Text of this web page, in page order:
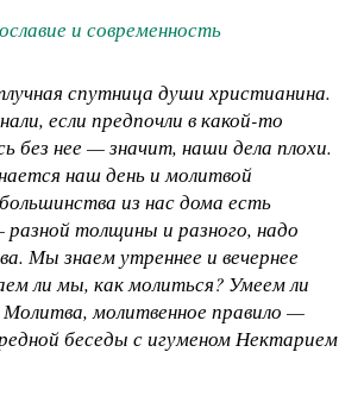
и современность
спутница души христианина.
если предпочли в какой-то
без нее — значит, наши дела плохи.
наш день и молитвой
из нас дома есть
толщины и разного, надо
Мы знаем утреннее и вечернее
ли мы, как молиться? Умеем ли
молитвенное правило —
беседы с игуменом Нектарием